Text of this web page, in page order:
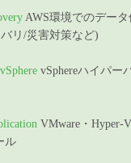
AWS環境でのデー
リ/災害対策など)
vSphereハイパー
VMware・Hyper-
ル